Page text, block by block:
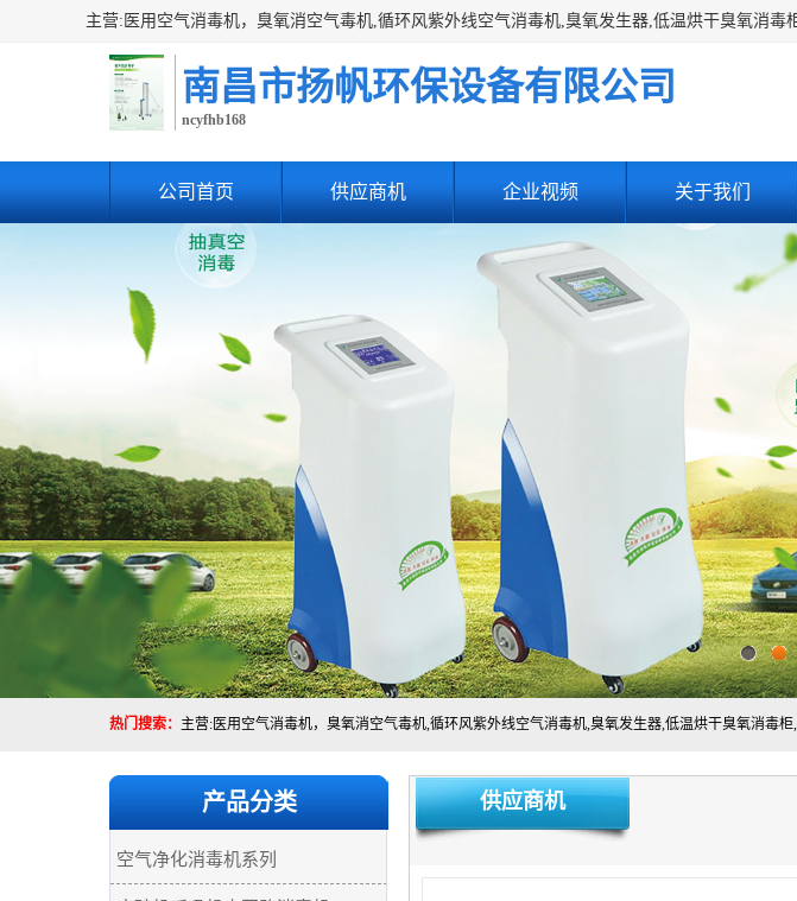
南昌市扬帆环保设备有限公司
ncyfhb168
公司首页 供应商机 企业视频 关于我们
热门搜索：
产品分类
空气净化消毒机系列
供应商机